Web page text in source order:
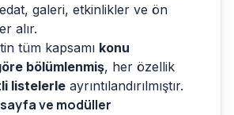
galeri, etkinlikler ve ön
alır.
tüm kapsamı konu
bölümlenmiş, her özellik
listelerle ayrıntılandırılmıştır.
ve modüller